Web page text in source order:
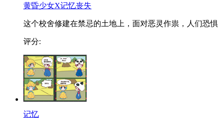
黄昏少女X记忆丧失
这个校舍修建在禁忌的土地上，面对恶灵作祟，人们恐
评分:
记忆